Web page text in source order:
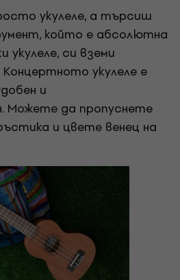
укулеле, а търсиш
който е абсолютна
укулеле, си вземи
Концертното укулеле е
и
Можете да пропуснете
и цвете венец на